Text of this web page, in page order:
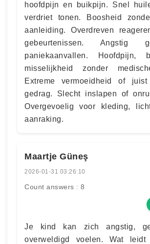
hoofdpijn en buikpijn. Snel
verdriet tonen. Boosheid
aanleiding. Overdreven
gebeurtenissen. Angstig
paniekaanvallen. Hoofdpijn,
misselijkheid zonder
Extreme vermoeidheid of juist
gedrag. Slecht inslapen of
Overgevoelig voor kleding,
aanraking.
Maartje Güneş
2026-01-31 03:26:10
Count answers : 8
Je kind kan zich angstig,
overweldigd voelen. Wat